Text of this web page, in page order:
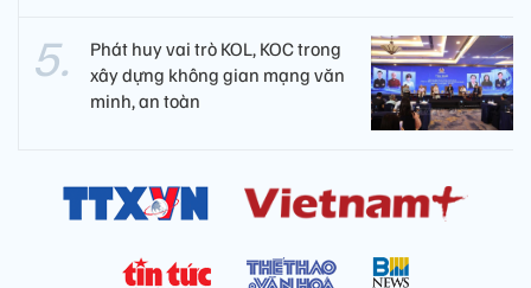
Phát huy vai trò KOL, KOC trong
xây dựng không gian mạng văn
minh, an toàn